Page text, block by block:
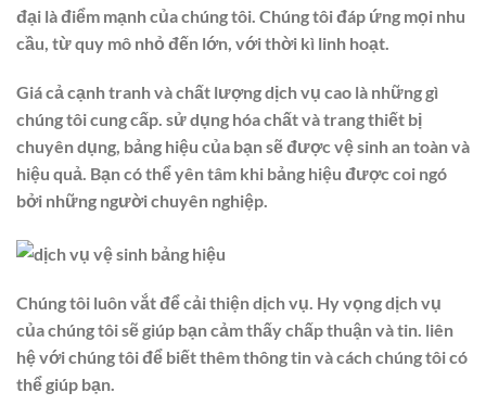
đại là điểm mạnh của chúng tôi. Chúng tôi đáp ứng mọi nhu
cầu, từ quy mô nhỏ đến lớn, với thời kì linh hoạt.
Giá cả cạnh tranh và chất lượng dịch vụ cao là những gì
chúng tôi cung cấp. sử dụng hóa chất và trang thiết bị
chuyên dụng, bảng hiệu của bạn sẽ được vệ sinh an toàn và
hiệu quả. Bạn có thể yên tâm khi bảng hiệu được coi ngó
bởi những người chuyên nghiệp.
Chúng tôi luôn vắt để cải thiện dịch vụ. Hy vọng dịch vụ
của chúng tôi sẽ giúp bạn cảm thấy chấp thuận và tin. liên
hệ với chúng tôi để biết thêm thông tin và cách chúng tôi có
thể giúp bạn.